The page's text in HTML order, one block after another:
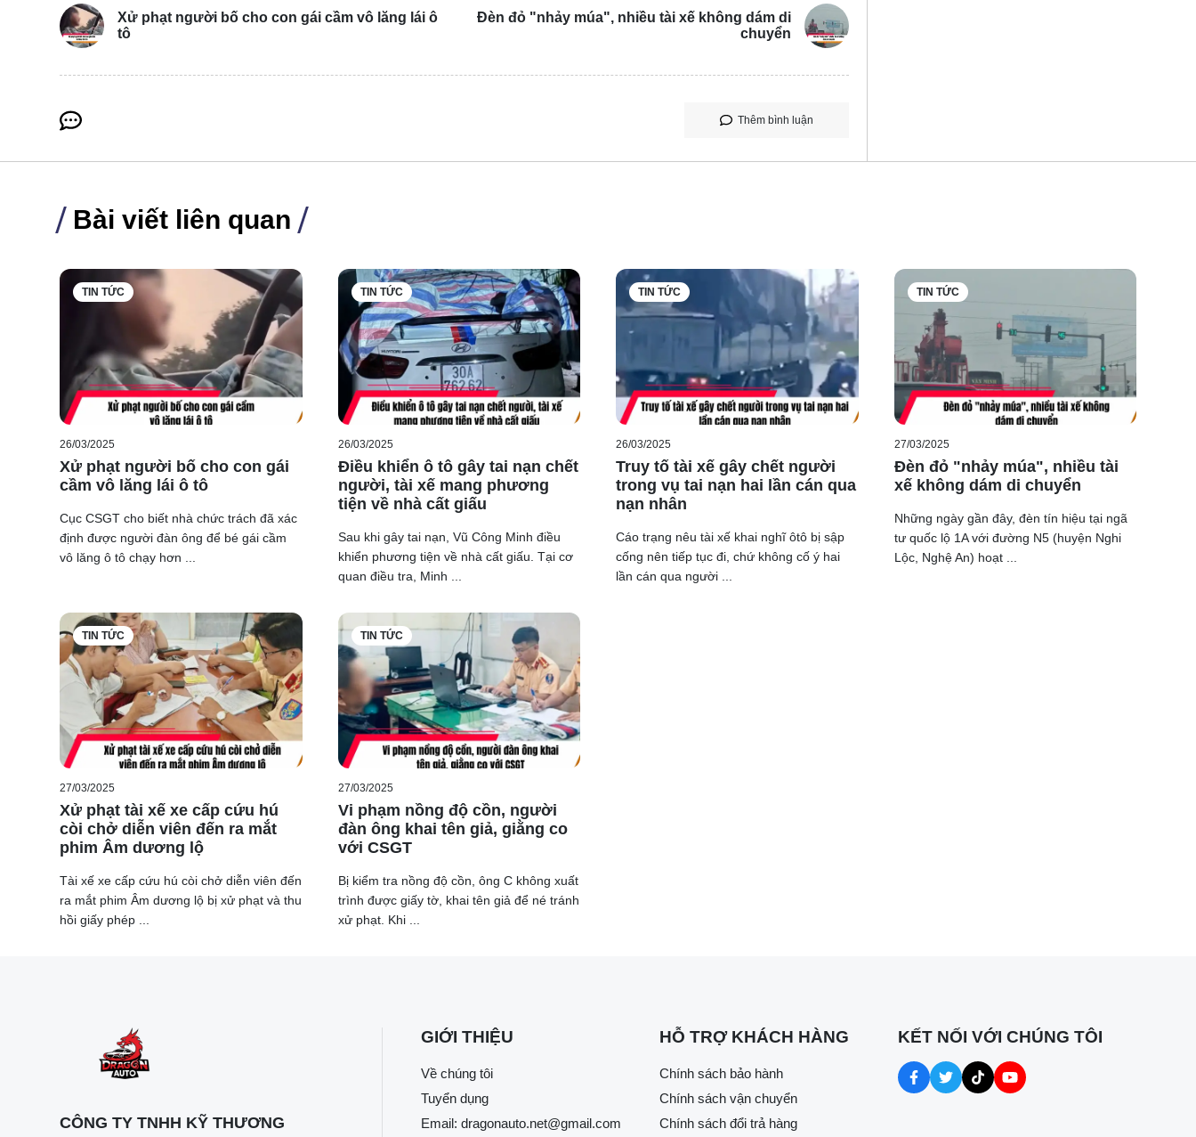
Do vậy, người tham gia giao thông xuất trình giấy phép lái xe thông qua ứng dụng VNeID là phù hợp với quy định của pháp
luật.
Đồng thời, các doanh nghiệp hoạt động kinh doanh vận tải cũng được khuyến cáo nên quản lý tài xế thông qua giấy phép lái
xe điện tử, không nhất thiết phải yêu cầu giấy tờ bản vật lý.
Trong hoạt động tuần tra kiểm soát, cảnh sát giao thông cũng sẽ ưu tiên tra soát dữ liệu giấy phép lái xe trên phần mềm
chuyên dụng của lực lượng.
Xử phạt người bố cho con gái cầm vô lăng lái ô
tô
Đèn đỏ "nhảy múa", nhiều tài xế không dám di
chuyển
Thêm bình luận
Bài viết liên quan
TIN TỨC
26/03/2025
Xử phạt người bố cho con gái
cầm vô lăng lái ô tô
Cục CSGT cho biết nhà chức trách đã xác
định được người đàn ông để bé gái cầm
vô lăng ô tô chạy hơn ...
TIN TỨC
26/03/2025
Điều khiển ô tô gây tai nạn chết
người, tài xế mang phương
tiện về nhà cất giấu
Sau khi gây tai nạn, Vũ Công Minh điều
khiển phương tiện về nhà cất giấu. Tại cơ
quan điều tra, Minh ...
TIN TỨC
26/03/2025
Truy tố tài xế gây chết người
trong vụ tai nạn hai lần cán qua
nạn nhân
Cáo trạng nêu tài xế khai nghĩ ôtô bị sập
cống nên tiếp tục đi, chứ không cố ý hai
lần cán qua người ...
TIN TỨC
27/03/2025
Đèn đỏ "nhảy múa", nhiều tài
xế không dám di chuyển
Những ngày gần đây, đèn tín hiệu tại ngã
tư quốc lộ 1A với đường N5 (huyện Nghi
Lộc, Nghệ An) hoạt ...
TIN TỨC
27/03/2025
Xử phạt tài xế xe cấp cứu hú
còi chở diễn viên đến ra mắt
phim Âm dương lộ
Tài xế xe cấp cứu hú còi chở diễn viên đến
ra mắt phim Âm dương lộ bị xử phạt và thu
hồi giấy phép ...
TIN TỨC
27/03/2025
Vi phạm nồng độ cồn, người
đàn ông khai tên giả, giằng co
với CSGT
Bị kiểm tra nồng độ cồn, ông C không xuất
trình được giấy tờ, khai tên giả để né tránh
xử phạt. Khi ...
CÔNG TY TNHH KỸ THƯƠNG
GIỚI THIỆU
Về chúng tôi
Tuyển dụng
Email: dragonauto.net@gmail.com
HỖ TRỢ KHÁCH HÀNG
Chính sách bảo hành
Chính sách vận chuyển
Chính sách đổi trả hàng
KẾT NỐI VỚI CHÚNG TÔI